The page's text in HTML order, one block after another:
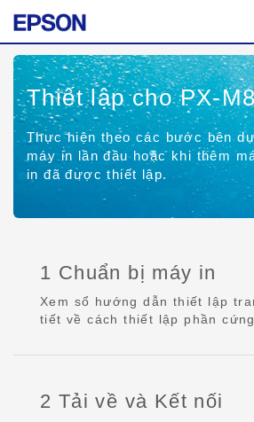
Thiết lập cho PX-
Thực hiện theo các bước bên
máy in lần đầu hoặc khi thêm
in đã được thiết lập.
1 Chuẩn bị máy in
Xem sổ hướng dẫn thiết lập
tiết về cách thiết lập phần cứng
2 Tải về và Kết nối